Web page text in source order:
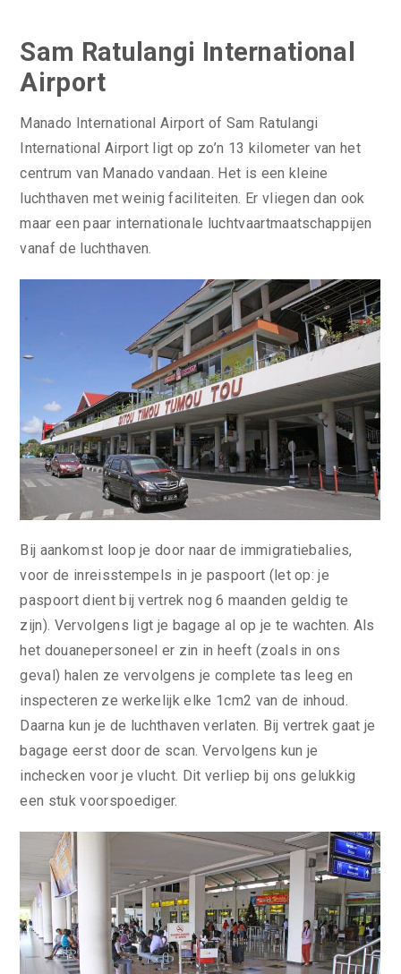
Sam Ratulangi International
Airport
Manado International Airport of Sam Ratulangi
International Airport ligt op zo’n 13 kilometer van het
centrum van Manado vandaan. Het is een kleine
luchthaven met weinig faciliteiten. Er vliegen dan ook
maar een paar internationale luchtvaartmaatschappijen
vanaf de luchthaven.
Bij aankomst loop je door naar de immigratiebalies,
voor de inreisstempels in je paspoort (let op: je
paspoort dient bij vertrek nog 6 maanden geldig te
zijn). Vervolgens ligt je bagage al op je te wachten. Als
het douanepersoneel er zin in heeft (zoals in ons
geval) halen ze vervolgens je complete tas leeg en
inspecteren ze werkelijk elke 1cm2 van de inhoud.
Daarna kun je de luchthaven verlaten. Bij vertrek gaat je
bagage eerst door de scan. Vervolgens kun je
inchecken voor je vlucht. Dit verliep bij ons gelukkig
een stuk voorspoediger.